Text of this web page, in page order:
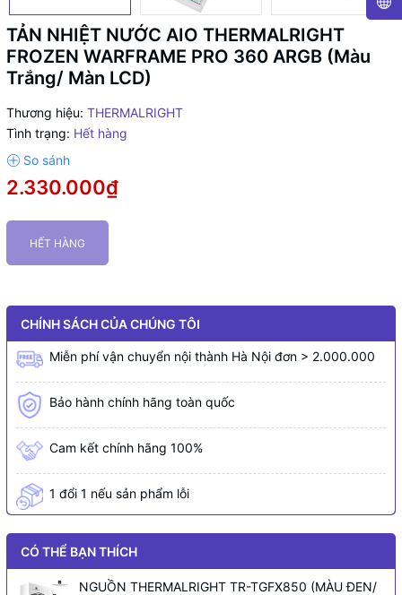
TẢN NHIỆT NƯỚC AIO THERMALRIGHT
FROZEN WARFRAME PRO 360 ARGB (Màu
Trắng/ Màn LCD)
Thương hiệu: THERMALRIGHT
Tình trạng: Hết hàng
2.330.000₫
HẾT HÀNG
CHÍNH SÁCH CỦA CHÚNG TÔI
Miễn phí vận chuyển nội thành Hà Nội đơn > 2.000.000
Bảo hành chính hãng toàn quốc
Cam kết chính hãng 100%
1 đổi 1 nếu sản phẩm lỗi
CÓ THỂ BẠN THÍCH
NGUỒN THERMALRIGHT TR-TGFX850 (MÀU ĐEN/